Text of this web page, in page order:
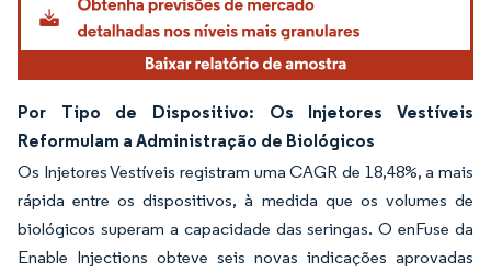
Por Tipo de Dispositivo: Os Injetores Vestíveis
Reformulam a Administração de Biológicos
Os Injetores Vestíveis registram uma CAGR de 18,48%, a mais
rápida entre os dispositivos, à medida que os volumes de
biológicos superam a capacidade das seringas. O enFuse da
Enable Injections obteve seis novas indicações aprovadas